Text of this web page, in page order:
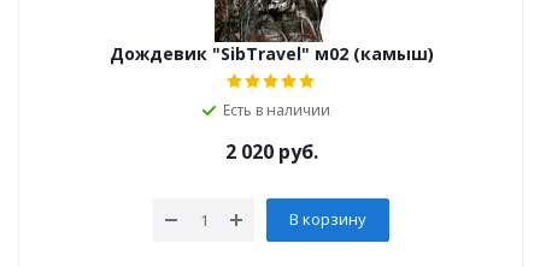
Дождевик "SibTravel" м02 (камыш)
Есть в наличии
2 020руб.
В корзину